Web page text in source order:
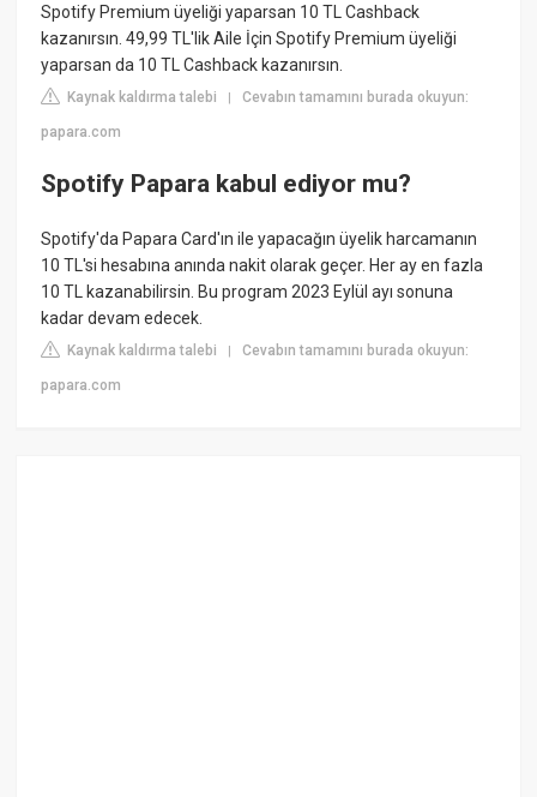
Spotify Premium üyeliği yaparsan 10 TL Cashback
kazanırsın. 49,99 TL'lik Aile İçin Spotify Premium üyeliği
yaparsan da 10 TL Cashback kazanırsın.
Kaynak kaldırma talebi |Cevabın tamamını burada okuyun:
papara.com
Spotify Papara kabul ediyor mu?
Spotify'da Papara Card'ın ile yapacağın üyelik harcamanın
10 TL'si hesabına anında nakit olarak geçer. Her ay en fazla
10 TL kazanabilirsin. Bu program 2023 Eylül ayı sonuna
kadar devam edecek.
Kaynak kaldırma talebi |Cevabın tamamını burada okuyun:
papara.com